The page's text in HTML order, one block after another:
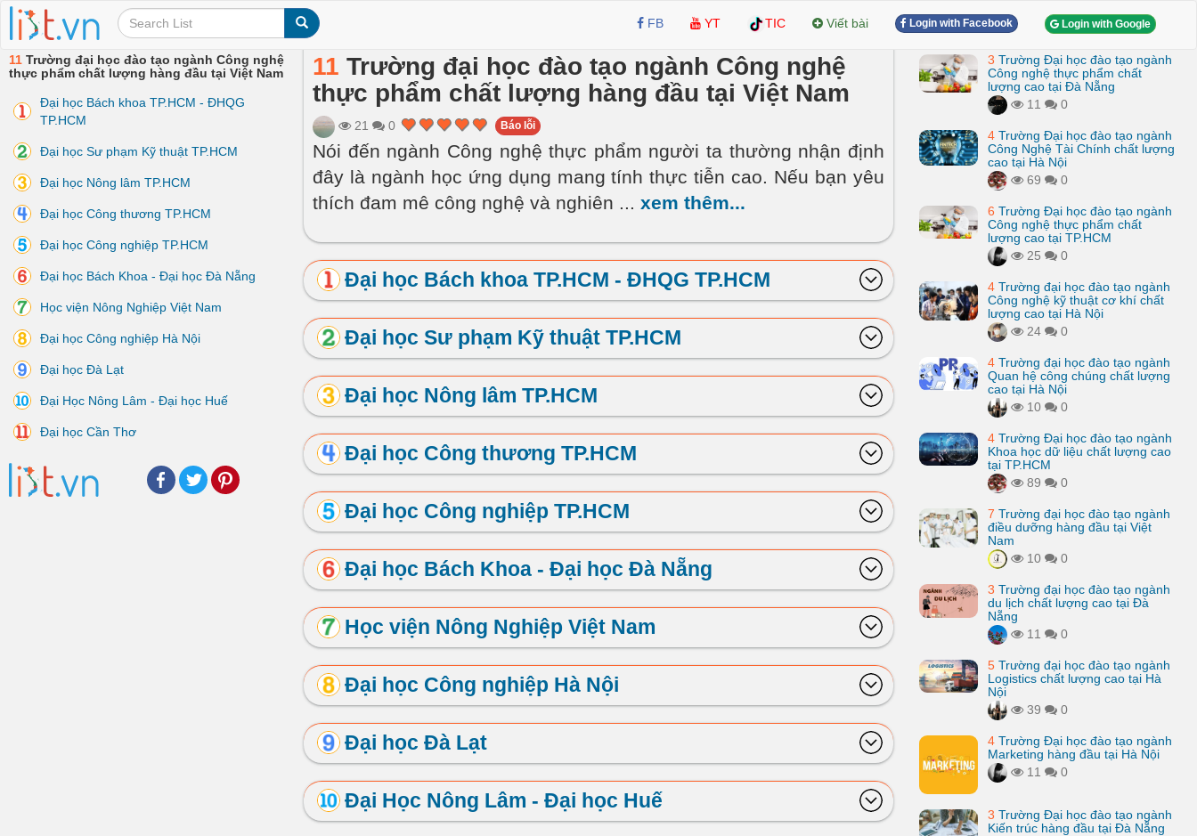
FB YT TIC Viết bài Login with Facebook Login with Google
11 Trường đại học đào tạo ngành Công nghệ
thực phẩm chất lượng hàng đầu tại Việt Nam
Đại học Bách khoa TP.HCM - ĐHQG
TP.HCM
Đại học Sư phạm Kỹ thuật TP.HCM
Đại học Nông lâm TP.HCM
Đại học Công thương TP.HCM
Đại học Công nghiệp TP.HCM
Đại học Bách Khoa - Đại học Đà Nẵng
Học viện Nông Nghiệp Việt Nam
Đại học Công nghiệp Hà Nội
Đại học Đà Lạt
Đại Học Nông Lâm - Đại học Huế
Đại học Cần Thơ
Facebook
TwitterPinterest
11 Trường đại học đào tạo ngành Công nghệ
thực phẩm chất lượng hàng đầu tại Việt Nam
21 0 Báo lỗi
Nói đến ngành Công nghệ thực phẩm người ta thường nhận định
đây là ngành học ứng dụng mang tính thực tiễn cao. Nếu bạn yêu
thích đam mê công nghệ và nghiên ... xem thêm...
Đại học Bách khoa TP.HCM - ĐHQG TP.HCM
Đại học Sư phạm Kỹ thuật TP.HCM
Đại học Nông lâm TP.HCM
Đại học Công thương TP.HCM
Đại học Công nghiệp TP.HCM
Đại học Bách Khoa - Đại học Đà Nẵng
Học viện Nông Nghiệp Việt Nam
Đại học Công nghiệp Hà Nội
Đại học Đà Lạt
Đại Học Nông Lâm - Đại học Huế
3 Trường Đại học đào tạo ngành
Công nghệ thực phẩm chất
lượng cao tại Đà Nẵng
11
0
4 Trường Đại học đào tạo ngành
Công Nghệ Tài Chính chất lượng
cao tại Hà Nội
69
0
6 Trường Đại học đào tạo ngành
Công nghệ thực phẩm chất
lượng cao tại TP.HCM
25
0
4 Trường đại học đào tạo ngành
Công nghệ kỹ thuật cơ khí chất
lượng cao tại Hà Nội
24
0
4 Trường đại học đào tạo ngành
Quan hệ công chúng chất lượng
cao tại Hà Nội
10
0
4 Trường Đại học đào tạo ngành
Khoa học dữ liệu chất lượng cao
tại TP.HCM
89
0
7 Trường đại học đào tạo ngành
điều dưỡng hàng đầu tại Việt
Nam
10
0
3 Trường đại học đào tạo ngành
du lịch chất lượng cao tại Đà
Nẵng
11
0
5 Trường đại học đào tạo ngành
Logistics chất lượng cao tại Hà
Nội
39
0
4 Trường Đại học đào tạo ngành
Marketing hàng đầu tại Hà Nội
11
0
3 Trường Đại học đào tạo ngành
Kiến trúc hàng đầu tại Đà Nẵng